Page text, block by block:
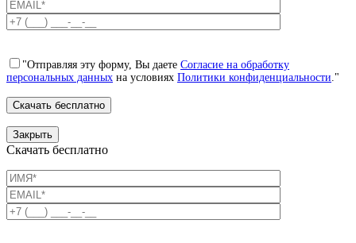
"Отправляя эту форму, Вы даете Согласие на обработку
персональных данных на условиях Политики конфиденциальности."
Закрыть
Скачать бесплатно